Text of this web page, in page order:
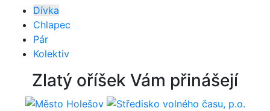
Dívka
Chlapec
Pár
Kolektiv
Zlatý oříšek Vám přinášejí